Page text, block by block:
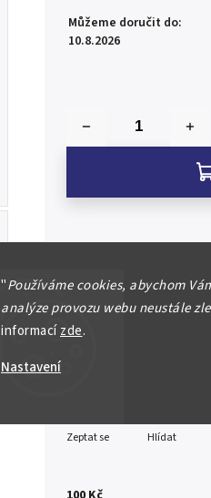
"Používáme cookies, abychom
analýze provozu webu neustále
informacízde.
Nastavení
Můžeme doručit do:
10.8.2026
10 Kwacha (1989~1990),
Detailní informace
Zeptat se Hlídat